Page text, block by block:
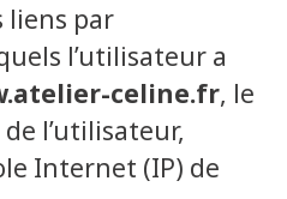
liens par
l’utilisateur a
celine.fr, le
l’utilisateur,
Internet (IP) de